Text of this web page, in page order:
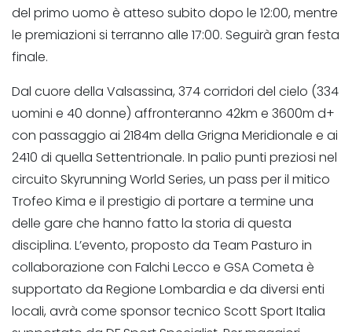
del primo uomo è atteso subito dopo le 12:00, mentre
le premiazioni si terranno alle 17:00. Seguirà gran festa
finale.
Dal cuore della Valsassina, 374 corridori del cielo (334
uomini e 40 donne) affronteranno 42km e 3600m d+
con passaggio ai 2184m della Grigna Meridionale e ai
2410 di quella Settentrionale. In palio punti preziosi nel
circuito Skyrunning World Series, un pass per il mitico
Trofeo Kima e il prestigio di portare a termine una
delle gare che hanno fatto la storia di questa
disciplina. L’evento, proposto da Team Pasturo in
collaborazione con Falchi Lecco e GSA Cometa è
supportato da Regione Lombardia e da diversi enti
locali, avrà come sponsor tecnico Scott Sport Italia